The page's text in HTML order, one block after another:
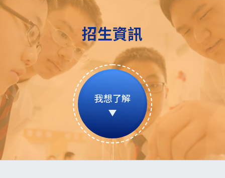
招生資訊
我想了解